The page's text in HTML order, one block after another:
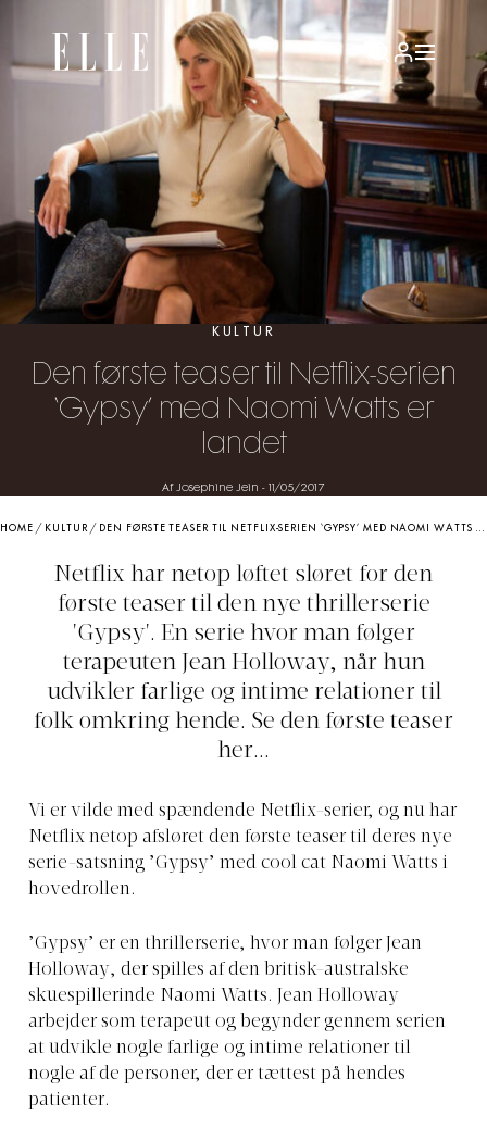
KULTUR
Den første teaser til Netflix-serien
‘Gypsy’ med Naomi Watts er
landet
Af Josephine Jein - 11/05/2017
HOME / KULTUR / DEN FØRSTE TEASER TIL NETFLIX-SERIEN ‘GYPSY’ MED NAOMI WATTS ER LANDET
Netflix har netop løftet sløret for den
første teaser til den nye thrillerserie
'Gypsy'. En serie hvor man følger
terapeuten Jean Holloway, når hun
udvikler farlige og intime relationer til
folk omkring hende. Se den første teaser
her...
Vi er vilde med spændende Netflix-serier, og nu har
Netflix netop afsløret den første teaser til deres nye
serie-satsning ’Gypsy’ med cool cat Naomi Watts i
hovedrollen.
’Gypsy’ er en thrillerserie, hvor man følger Jean
Holloway, der spilles af den britisk-australske
skuespillerinde Naomi Watts. Jean Holloway
arbejder som terapeut og begynder gennem serien
at udvikle nogle farlige og intime relationer til
nogle af de personer, der er tættest på hendes
patienter.